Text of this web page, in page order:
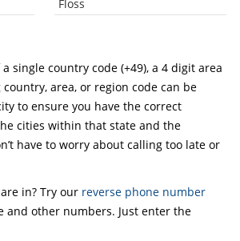
Floss
single country code (+49), a 4 digit area
area, or region code can be
to ensure you have the correct
cities within that state and the
have to worry about calling too late or
in? Try our reverse phone number
other numbers. Just enter the